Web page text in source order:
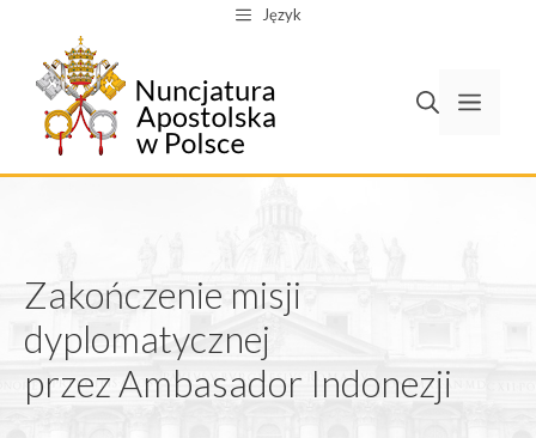
treści
Język
Zakończenie misji
dyplomatycznej
przez Ambasador Indonezji